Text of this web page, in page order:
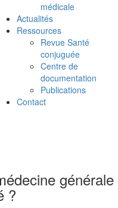
médicale
Actualités
Ressources
Revue Santé
conjuguée
Centre de
documentation
Publications
Contact
générale
?